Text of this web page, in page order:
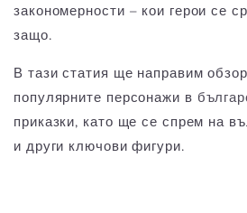
закономерности – кои герои се
защо.
В тази статия ще направим
популярните персонажи в
приказки, като ще се спрем на
и други ключови фигури.